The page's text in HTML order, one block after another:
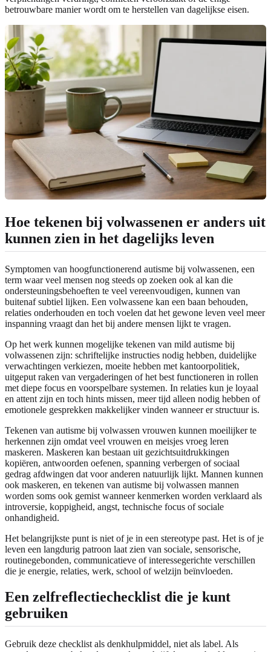
betrouwbare manier wordt om te herstellen van dagelijkse eisen.
Hoe tekenen bij volwassenen er anders uit
kunnen zien in het dagelijks leven
Symptomen van hoogfunctionerend autisme bij volwassenen, een
term waar veel mensen nog steeds op zoeken ook al kan die
ondersteuningsbehoeften te veel vereenvoudigen, kunnen van
buitenaf subtiel lijken. Een volwassene kan een baan behouden,
relaties onderhouden en toch voelen dat het gewone leven veel meer
inspanning vraagt dan het bij andere mensen lijkt te vragen.
Op het werk kunnen mogelijke tekenen van mild autisme bij
volwassenen zijn: schriftelijke instructies nodig hebben, duidelijke
verwachtingen verkiezen, moeite hebben met kantoorpolitiek,
uitgeput raken van vergaderingen of het best functioneren in rollen
met diepe focus en voorspelbare systemen. In relaties kun je loyaal
en attent zijn en toch hints missen, meer tijd alleen nodig hebben of
emotionele gesprekken makkelijker vinden wanneer er structuur is.
Tekenen van autisme bij volwassen vrouwen kunnen moeilijker te
herkennen zijn omdat veel vrouwen en meisjes vroeg leren
maskeren. Maskeren kan bestaan uit gezichtsuitdrukkingen
kopiëren, antwoorden oefenen, spanning verbergen of sociaal
gedrag afdwingen dat voor anderen natuurlijk lijkt. Mannen kunnen
ook maskeren, en tekenen van autisme bij volwassen mannen
worden soms ook gemist wanneer kenmerken worden verklaard als
introversie, koppigheid, angst, technische focus of sociale
onhandigheid.
Het belangrijkste punt is niet of je in een stereotype past. Het is of je
leven een langdurig patroon laat zien van sociale, sensorische,
routinegebonden, communicatieve of interessegerichte verschillen
die je energie, relaties, werk, school of welzijn beïnvloeden.
Een zelfreflectiechecklist die je kunt
gebruiken
Gebruik deze checklist als denkhulpmiddel, niet als label. Als